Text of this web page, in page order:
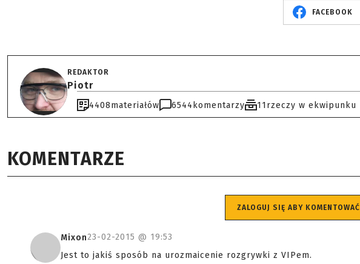
FACEBOOK
REDAKTOR
Piotr
4408materiałów 6544 komentarzy 11rzeczy w ekwipunku
KOMENTARZE
ZALOGUJ SIĘ ABY KOMENTOWAĆ
Mixon23-02-2015 @ 19:53
Jest to jakiś sposób na urozmaicenie rozgrywki z VIPem.